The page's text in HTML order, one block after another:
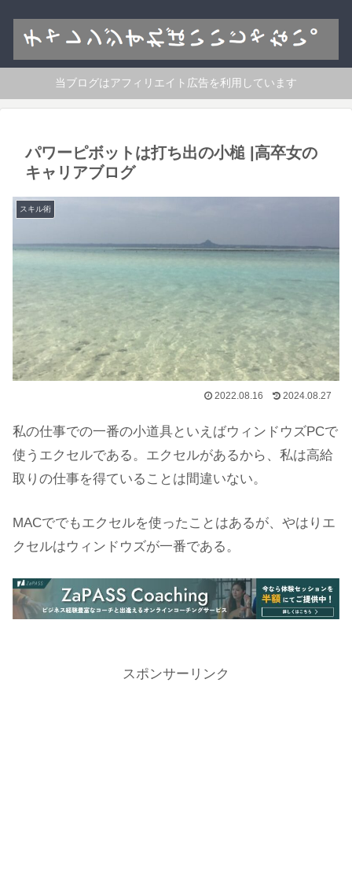
当ブログはアフィリエイト広告を利用しています
パワーピボットは打ち出の小槌 |高卒女の
キャリアブログ
スキル術
2022.08.16 2024.08.27
私の仕事での一番の小道具といえばウィンドウズPCで
使うエクセルである。エクセルがあるから、私は高給
取りの仕事を得ていることは間違いない。
MACででもエクセルを使ったことはあるが、やはりエ
クセルはウィンドウズが一番である。
スポンサーリンク